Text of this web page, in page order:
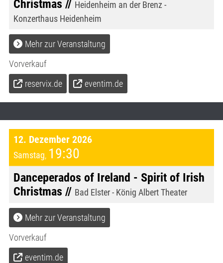
Christmas // Heidenheim an der Brenz -
Konzerthaus Heidenheim
Mehr zur Veranstaltung
Vorverkauf
reservix.de
eventim.de
12. Dezember 2026
Samstag, 19:30
Danceperados of Ireland - Spirit of Irish
Christmas // Bad Elster - König Albert Theater
Mehr zur Veranstaltung
Vorverkauf
eventim.de